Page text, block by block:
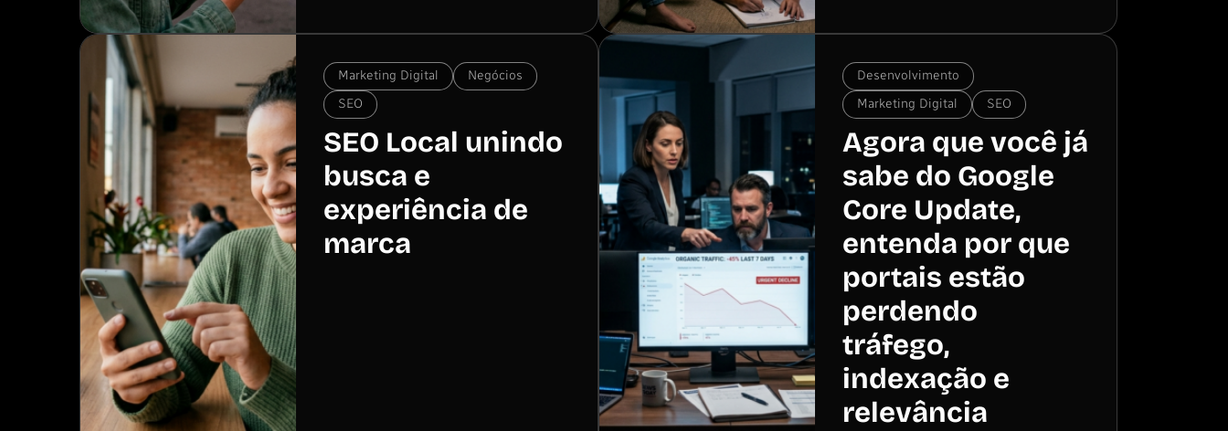
Marketing Digital
Negócios
SEO
SEO Local unindo
busca e
experiência de
marca
Desenvolvimento
Marketing Digital
SEO
Agora que você já
sabe do Google
Core Update,
entenda por que
portais estão
perdendo
tráfego,
indexação e
relevância